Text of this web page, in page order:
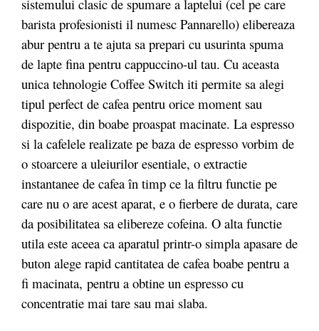
sistemului clasic de spumare a laptelui (cel pe care
barista profesionisti il numesc Pannarello) elibereaza
abur pentru a te ajuta sa prepari cu usurinta spuma
de lapte fina pentru cappuccino-ul tau. Cu aceasta
unica tehnologie Coffee Switch iti permite sa alegi
tipul perfect de cafea pentru orice moment sau
dispozitie, din boabe proaspat macinate. La espresso
si la cafelele realizate pe baza de espresso vorbim de
o stoarcere a uleiurilor esentiale, o extractie
instantanee de cafea în timp ce la filtru functie pe
care nu o are acest aparat, e o fierbere de durata, care
da posibilitatea sa elibereze cofeina. O alta functie
utila este aceea ca aparatul printr-o simpla apasare de
buton alege rapid cantitatea de cafea boabe pentru a
fi macinata, pentru a obtine un espresso cu
concentratie mai tare sau mai slaba.